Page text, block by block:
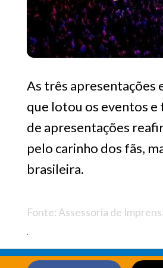
As três apresentações
que lotou os eventos e
de apresentações
pelo carinho dos fãs,
brasileira.
Fonte: Assessoria de
.